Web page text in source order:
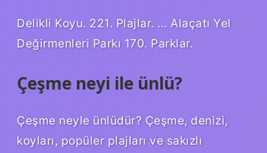
Delikli Koyu. 221. Plajlar. … Alaçatı Yel
Değirmenleri Parkı 170. Parklar.
Çeşme neyi ile ünlü?
Çeşme neyle ünlüdür? Çeşme, denizi,
koyları, popüler plajları ve sakızlı